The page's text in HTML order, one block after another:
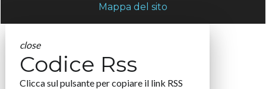
Mappa del sito
close
Codice Rss
Clicca sul pulsante per copiare il link RSS